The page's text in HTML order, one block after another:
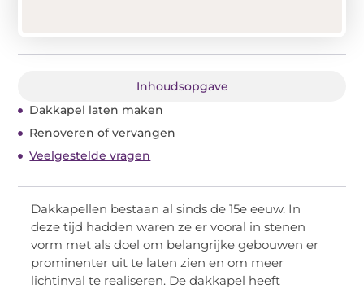
Inhoudsopgave
Dakkapel laten maken
Renoveren of vervangen
Veelgestelde vragen
Dakkapellen bestaan al sinds de 15e eeuw. In
deze tijd hadden waren ze er vooral in stenen
vorm met als doel om belangrijke gebouwen er
prominenter uit te laten zien en om meer
lichtinval te realiseren. De dakkapel heeft